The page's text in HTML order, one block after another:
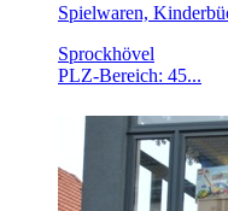
Spielwaren,
Sprockhövel
PLZ-Bereich: 45...